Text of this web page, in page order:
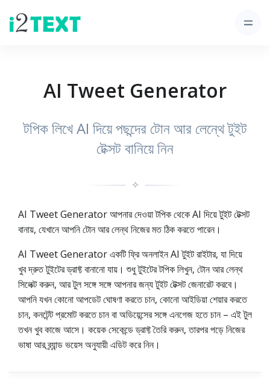
AI Tweet Generator
টপিক লিখে AI দিয়ে পছন্দের টোন আর লেন্থে টুইট
টেক্সট বানিয়ে নিন
✧
AI Tweet Generator আপনার দেওয়া টপিক থেকে AI দিয়ে টুইট টেক্সট
বানায়, যেখানে আপনি টোন আর লেন্থ নিজের মত ঠিক করতে পারেন।
AI Tweet Generator একটি ফ্রি অনলাইন AI টুইট রাইটার, যা দিয়ে
খুব দ্রুত টুইটের ড্রাফ্ট বানানো যায়। শুধু টুইটের টপিক লিখুন, টোন আর লেন্থ
সিলেক্ট করুন, আর টুল সঙ্গে সঙ্গে আপনার জন্য টুইট টেক্সট জেনারেট করবে।
আপনি যখন কোনো আপডেট ঘোষণা করতে চান, কোনো আইডিয়া শেয়ার করতে
চান, কনটেন্ট প্রমোট করতে চান বা অডিয়েন্সের সঙ্গে এনগেজ হতে চান – এই টুল
তখন খুব কাজে আসে। কয়েক সেকেন্ডে ড্রাফ্ট তৈরি করুন, তারপর পড়ে নিজের
ভাষা আর ব্র্যান্ড ভয়েস অনুযায়ী এডিট করে নিন।